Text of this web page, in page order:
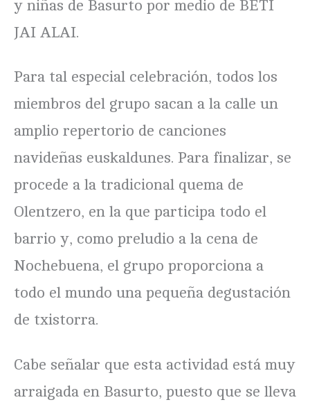
y niñas de Basurto por medio de BETI
JAI ALAI.
Para tal especial celebración, todos los
miembros del grupo sacan a la calle un
amplio repertorio de canciones
navideñas euskaldunes. Para finalizar, se
procede a la tradicional quema de
Olentzero, en la que participa todo el
barrio y, como preludio a la cena de
Nochebuena, el grupo proporciona a
todo el mundo una pequeña degustación
de txistorra.
Cabe señalar que esta actividad está muy
arraigada en Basurto, puesto que se lleva